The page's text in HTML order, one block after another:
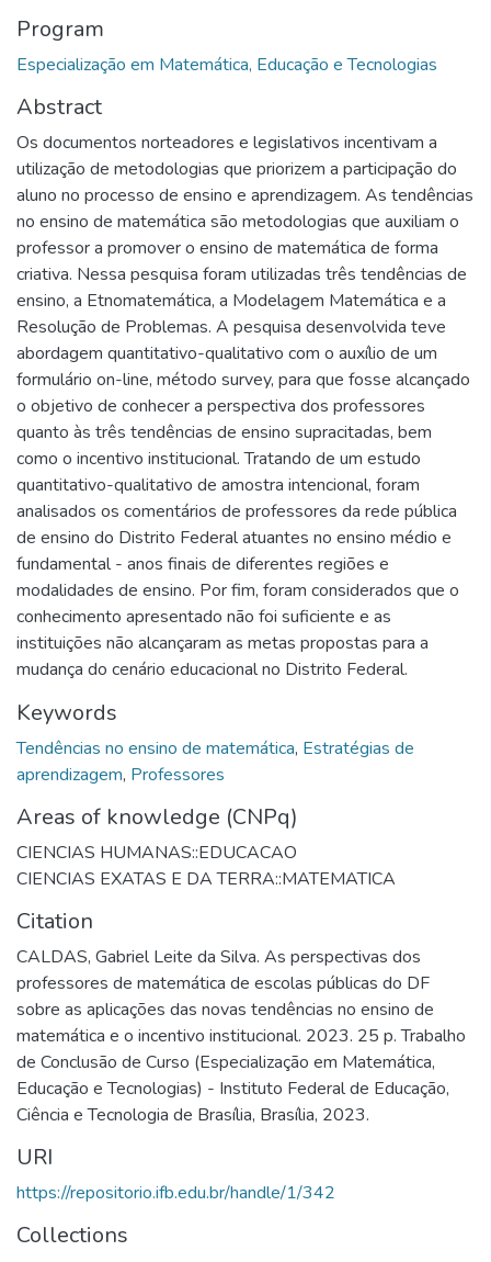
Program
Especialização em Matemática, Educação e Tecnologias
Abstract
Os documentos norteadores e legislativos incentivam a
utilização de metodologias que priorizem a participação do
aluno no processo de ensino e aprendizagem. As tendências
no ensino de matemática são metodologias que auxiliam o
professor a promover o ensino de matemática de forma
criativa. Nessa pesquisa foram utilizadas três tendências de
ensino, a Etnomatemática, a Modelagem Matemática e a
Resolução de Problemas. A pesquisa desenvolvida teve
abordagem quantitativo-qualitativo com o auxílio de um
formulário on-line, método survey, para que fosse alcançado
o objetivo de conhecer a perspectiva dos professores
quanto às três tendências de ensino supracitadas, bem
como o incentivo institucional. Tratando de um estudo
quantitativo-qualitativo de amostra intencional, foram
analisados os comentários de professores da rede pública
de ensino do Distrito Federal atuantes no ensino médio e
fundamental - anos finais de diferentes regiões e
modalidades de ensino. Por fim, foram considerados que o
conhecimento apresentado não foi suficiente e as
instituições não alcançaram as metas propostas para a
mudança do cenário educacional no Distrito Federal.
Keywords
Tendências no ensino de matemática, Estratégias de
aprendizagem, Professores
Areas of knowledge (CNPq)
CIENCIAS HUMANAS::EDUCACAO
CIENCIAS EXATAS E DA TERRA::MATEMATICA
Citation
CALDAS, Gabriel Leite da Silva. As perspectivas dos
professores de matemática de escolas públicas do DF
sobre as aplicações das novas tendências no ensino de
matemática e o incentivo institucional. 2023. 25 p. Trabalho
de Conclusão de Curso (Especialização em Matemática,
Educação e Tecnologias) - Instituto Federal de Educação,
Ciência e Tecnologia de Brasília, Brasília, 2023.
URI
https://repositorio.ifb.edu.br/handle/1/342
Collections